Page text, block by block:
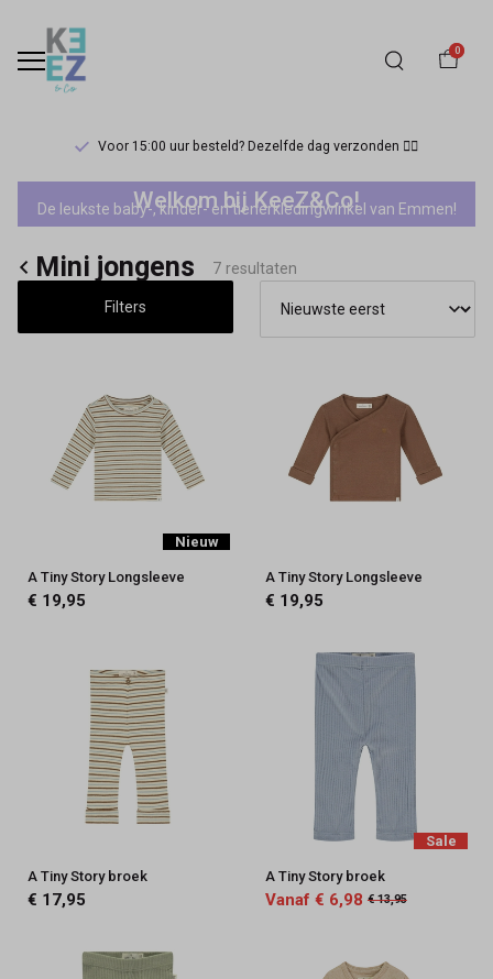
0
Voor 15:00 uur besteld? Dezelfde dag verzonden 🏃‍♀️
A
Tiny
Story
jongens
Keez&Co
Welkom bij KeeZ&Co!
De leukste baby-, kinder- en tienerkledingwinkel van Emmen!
Mini jongens 7 resultaten
Filters
Nieuw
A Tiny Story Longsleeve
€ 19,95
A Tiny Story Longsleeve
€ 19,95
A Tiny Story broek
€ 17,95
Sale
A Tiny Story broek
Vanaf € 6,98 € 13,95